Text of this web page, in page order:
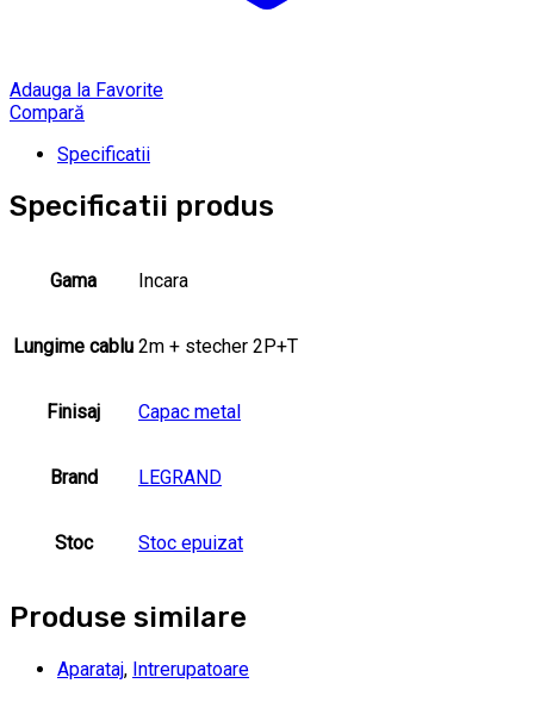
Adauga la Favorite
Compară
Specificatii
Specificatii produs
Gama Incara
Lungime cablu 2m + stecher 2P+T
Finisaj Capac metal
Brand LEGRAND
Stoc Stoc epuizat
Produse similare
Aparataj, Intrerupatoare